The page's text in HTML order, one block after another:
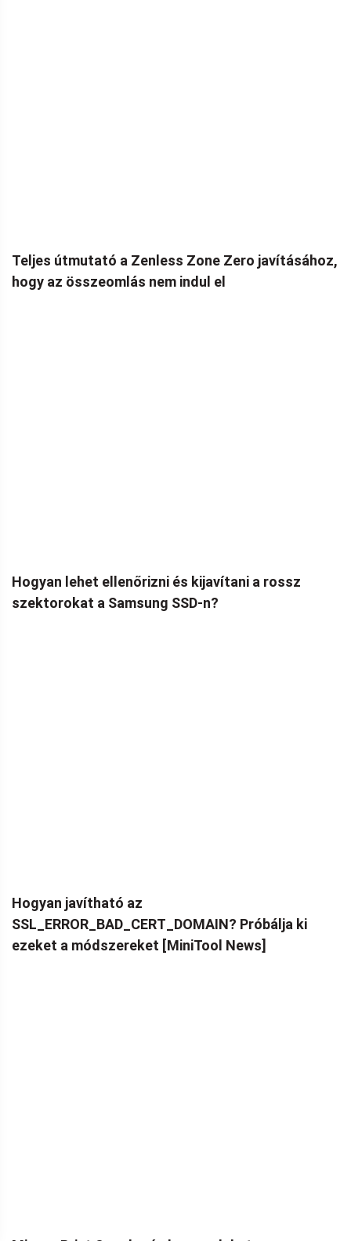
Teljes útmutató a Zenless Zone Zero javításához,
hogy az összeomlás nem indul el
Hogyan lehet ellenőrizni és kijavítani a rossz
szektorokat a Samsung SSD-n?
Hogyan javítható az
SSL_ERROR_BAD_CERT_DOMAIN? Próbálja ki
ezeket a módszereket [MiniTool News]